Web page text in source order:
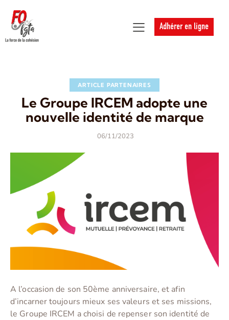
Adhérer en ligne
ARTICLE PARTENAIRES
Le Groupe IRCEM adopte une
nouvelle identité de marque
06/11/2023
A l’occasion de son 50ème anniversaire, et afin
d’incarner toujours mieux ses valeurs et ses missions,
le Groupe IRCEM a choisi de repenser son identité de